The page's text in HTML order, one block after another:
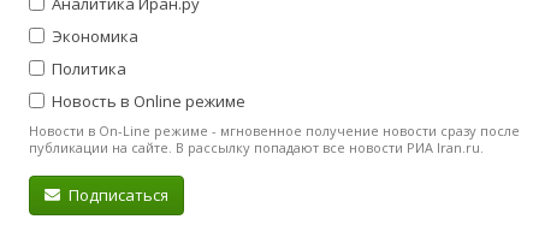
Экономика
Политика
Новость в Online режиме
Новости в On-Line режиме - мгновенное получение новости сразу после
публикации на сайте. В рассылку попадают все новости РИА Iran.ru.
Подписаться